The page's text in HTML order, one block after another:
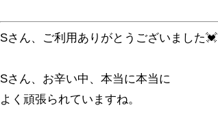
Sさん、ご利用ありがとうございました💓
Sさん、お辛い中、本当に本当に
よく頑張られていますね。